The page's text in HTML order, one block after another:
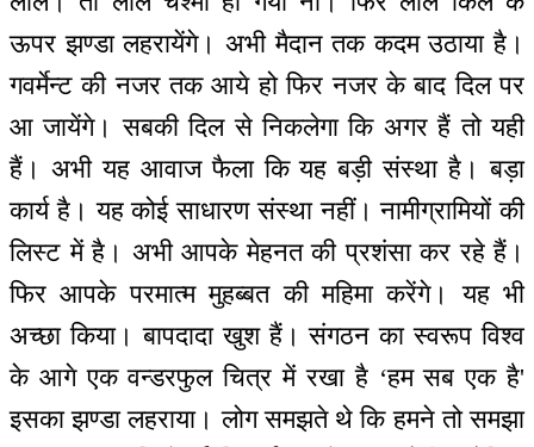
ऊपर झण्डा लहरायेंगे। अभी मैदान तक कदम उठाया है।
गवर्मेन्ट की नजर तक आये हो फिर नजर के बाद दिल पर
आ जायेंगे। सबकी दिल से निकलेगा कि अगर हैं तो यही
हैं। अभी यह आवाज फैला कि यह बड़ी संस्था है। बड़ा
कार्य है। यह कोई साधारण संस्था नहीं। नामीग्रामियों की
लिस्ट में है। अभी आपके मेहनत की प्रशंसा कर रहे हैं।
फिर आपके परमात्म मुहब्बत की महिमा करेंगे। यह भी
अच्छा किया। बापदादा खुश हैं। संगठन का स्वरूप विश्व
के आगे एक वन्डरफुल चित्र में रखा है ‘हम सब एक है'
इसका झण्डा लहराया। लोग समझते थे कि हमने तो समझा